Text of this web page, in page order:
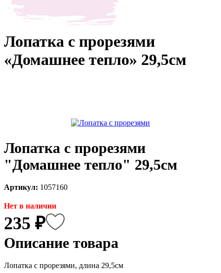
классы
256-54-
Лопатка с прорезями
«Домашнее тепло» 29,5см
Лопатка с прорезями
"Домашнее тепло" 29,5см
Артикул: 1057160
Нет в наличии
235 ₽
Описание товара
Лопатка с прорезями, длина 29,5см